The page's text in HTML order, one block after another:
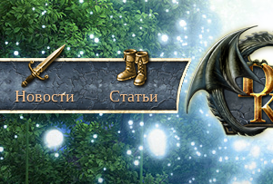
Новости Статьи